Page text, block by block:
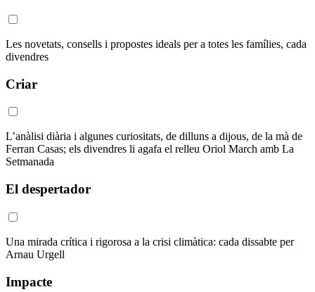
Les novetats, consells i propostes ideals per a totes les famílies, cada
divendres
Criar
L’anàlisi diària i algunes curiositats, de dilluns a dijous, de la mà de
Ferran Casas; els divendres li agafa el relleu Oriol March amb La
Setmanada
El despertador
Una mirada crítica i rigorosa a la crisi climàtica: cada dissabte per
Arnau Urgell
Impacte